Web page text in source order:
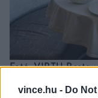
vince.hu - Do
Fotó: VIRTU